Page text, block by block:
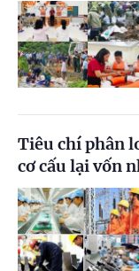
Tiêu chí phân
cơ cấu lại vốn